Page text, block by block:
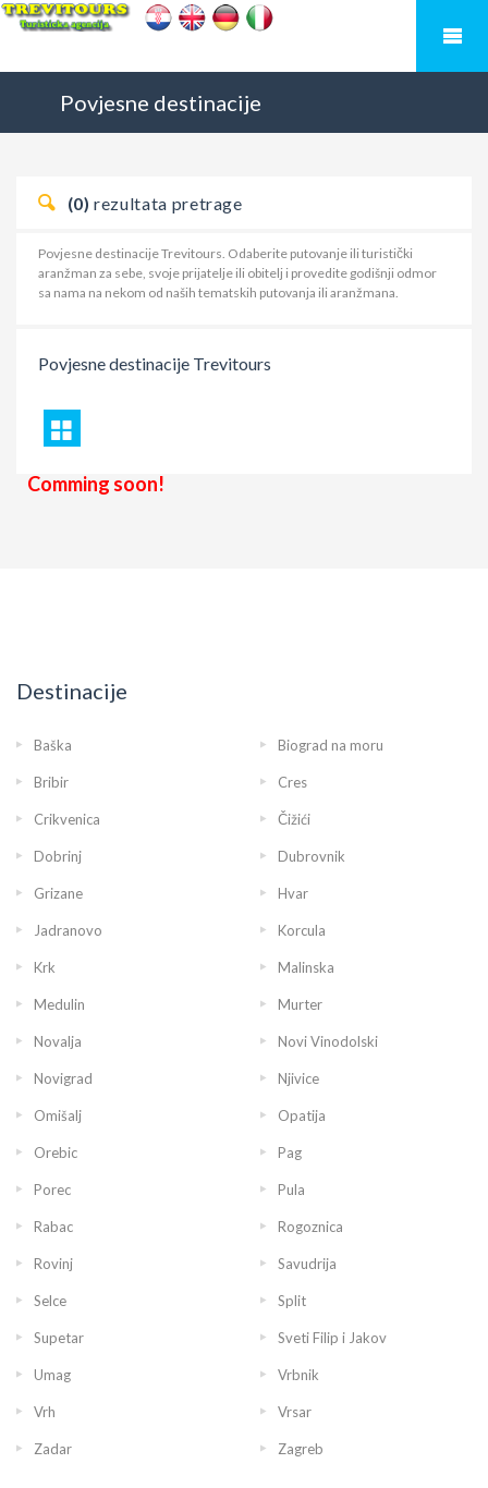
Povjesne destinacije
(0) rezultata pretrage
Povjesne destinacije Trevitours. Odaberite putovanje ili turistički
aranžman za sebe, svoje prijatelje ili obitelj i provedite godišnji odmor
sa nama na nekom od naših tematskih putovanja ili aranžmana.
Povjesne destinacije Trevitours
Comming soon!
Destinacije
Baška Biograd na moru
Bribir Cres
Crikvenica Čižići
Dobrinj Dubrovnik
Grizane Hvar
Jadranovo Korcula
Krk Malinska
Medulin Murter
Novalja Novi Vinodolski
Novigrad Njivice
Omišalj Opatija
Orebic Pag
Porec Pula
Rabac Rogoznica
Rovinj Savudrija
Selce Split
Supetar Sveti Filip i Jakov
Umag Vrbnik
Vrh Vrsar
Zadar Zagreb